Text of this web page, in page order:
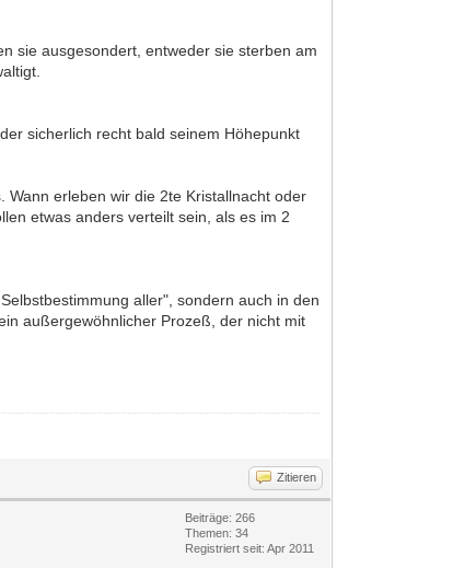
sie ausgesondert, entweder sie sterben am
sicherlich recht bald seinem Höhepunkt
erleben wir die 2te Kristallnacht oder
etwas anders verteilt sein, als es im 2
aller", sondern auch in den
außergewöhnlicher Prozeß, der nicht mit
Zitieren
Beiträge: 266
Themen: 34
Registriert seit: Apr 2011